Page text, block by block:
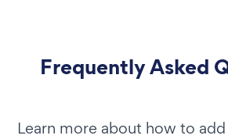
Frequently Asked
Learn more about how to